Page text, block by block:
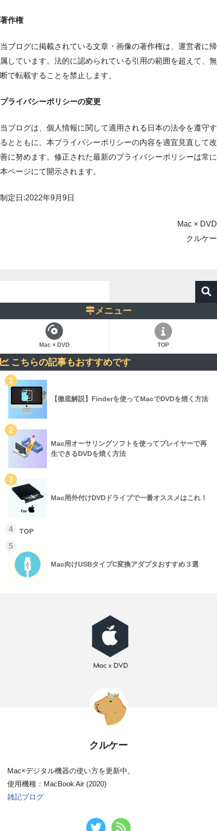
著作権
当ブログに掲載されている文章・画像の著作権は、運営者に帰
属しています。法的に認められている引用の範囲を超えて、無
断で転載することを禁止します。
プライバシーポリシーの変更
当ブログは、個人情報に関して適用される日本の法令を遵守す
るとともに、本プライバシーポリシーの内容を適宜見直して改
善に努めます。修正された最新のプライバシーポリシーは常に
本ページにて開示されます。
制定日:2022年9月9日
Mac × DVD
クルケー
メニュー
Mac × DVD TOP
こちらの記事もおすすめです
1
【徹底解説】Finderを使ってMacでDVDを焼く方法
2
Mac用オーサリングソフトを使ってプレイヤーで再
生できるDVDを焼く方法
3
Mac用外付けDVDドライブで一番オススメはこれ！
4 TOP
5
Mac向けUSBタイプC変換アダプタおすすめ３選
クルケー
Mac×デジタル機器の使い方を更新中。
使用機種：MacBook Air (2020)
雑記ブログ